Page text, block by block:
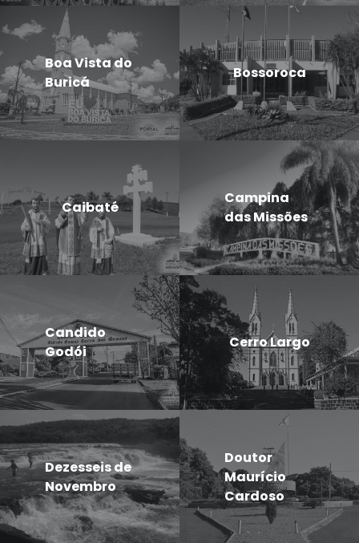
Boa Vista do
Buricá
Bossoroca
Caibaté
Campina
das Missões
Candido
Godói
Cerro Largo
Dezesseis de
Novembro
Doutor
Maurício
Cardoso